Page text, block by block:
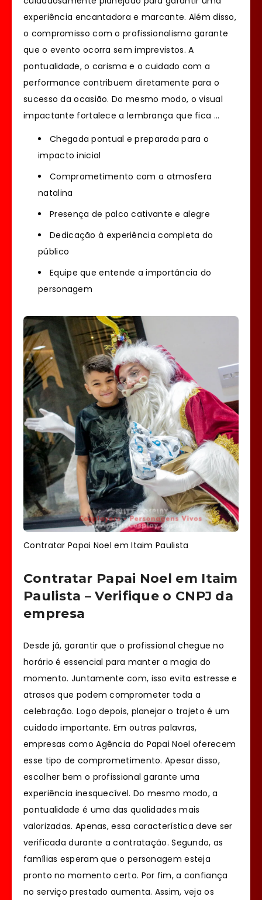
experiência encantadora e marcante. Além disso,
o compromisso com o profissionalismo garante
que o evento ocorra sem imprevistos. A
pontualidade, o carisma e o cuidado com a
performance contribuem diretamente para o
sucesso da ocasião. Do mesmo modo, o visual
impactante fortalece a lembrança que fica …
Chegada pontual e preparada para o
impacto inicial
Comprometimento com a atmosfera
natalina
Presença de palco cativante e alegre
Dedicação à experiência completa do
público
Equipe que entende a importância do
personagem
Contratar Papai Noel em Itaim Paulista
Contratar Papai Noel em Itaim
Paulista – Verifique o CNPJ da
empresa
Desde já, garantir que o profissional chegue no
horário é essencial para manter a magia do
momento. Juntamente com, isso evita estresse e
atrasos que podem comprometer toda a
celebração. Logo depois, planejar o trajeto é um
cuidado importante. Em outras palavras,
empresas como Agência do Papai Noel oferecem
esse tipo de comprometimento. Apesar disso,
escolher bem o profissional garante uma
experiência inesquecível. Do mesmo modo, a
pontualidade é uma das qualidades mais
valorizadas. Apenas, essa característica deve ser
verificada durante a contratação. Segundo, as
famílias esperam que o personagem esteja
pronto no momento certo. Por fim, a confiança
no serviço prestado aumenta. Assim, veja os